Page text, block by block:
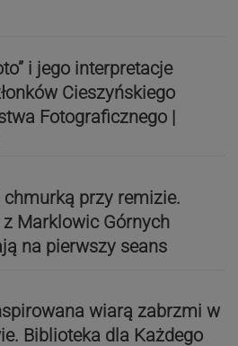
i jego interpretacje
Cieszyńskiego
Fotograficznego |
chmurką przy remizie.
Marklowic Górnych
na pierwszy seans
wiarą zabrzmi w
Biblioteka dla Każdego